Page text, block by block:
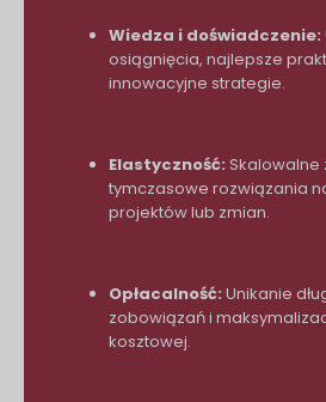
Wiedza i doświadczenie:
osiągnięcia, najlepsze
innowacyjne strategie.
Elastyczność: Skalowalne
tymczasowe rozwiązania
projektów lub zmian.
Opłacalność: Unikanie
zobowiązań i
kosztowej.